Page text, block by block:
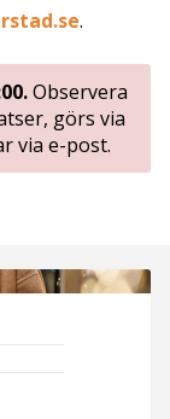
.
Observera
görs via
via e-post.